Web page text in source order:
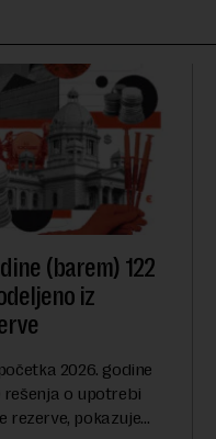
(barem) 122
iz
2026. godine
rešenja o upotrebi
rezerve, pokazuje